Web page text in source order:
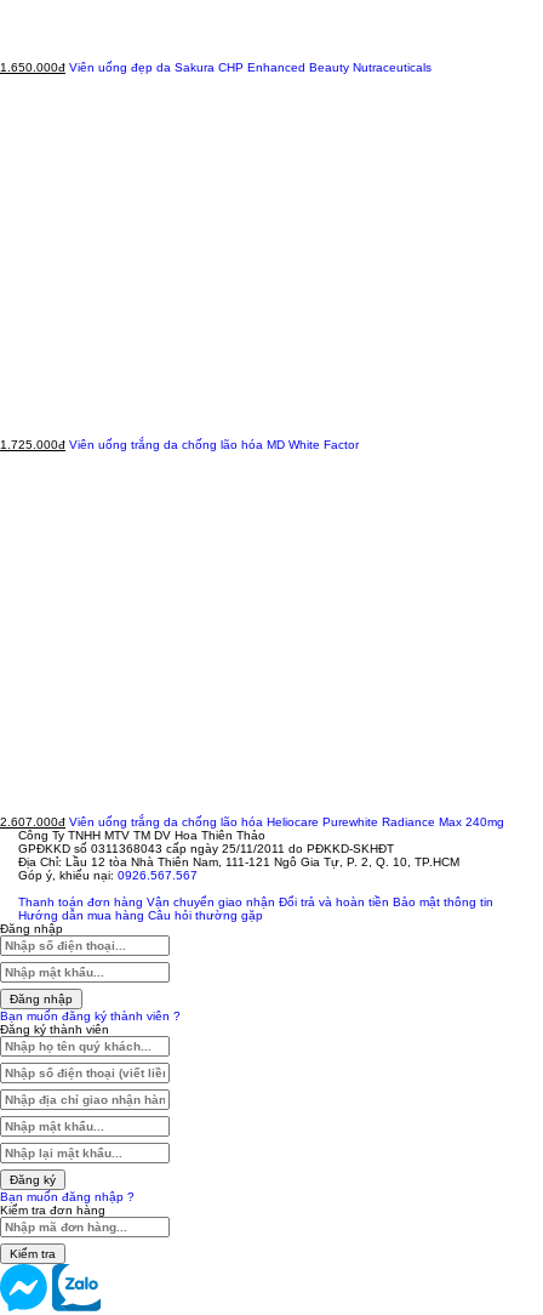
1.650.000đ Viên uống đẹp da Sakura CHP Enhanced Beauty Nutraceuticals
1.725.000đ Viên uống trắng da chống lão hóa MD White Factor
2.607.000đ Viên uống trắng da chống lão hóa Heliocare Purewhite Radiance Max 240mg
Công Ty TNHH MTV TM DV Hoa Thiên Thảo
GPĐKKD số 0311368043 cấp ngày 25/11/2011 do PĐKKD-SKHĐT
Địa Chỉ: Lầu 12 tòa Nhà Thiên Nam, 111-121 Ngô Gia Tự, P. 2, Q. 10, TP.HCM
Góp ý, khiếu nại: 0926.567.567
Thanh toán đơn hàng Vận chuyển giao nhận Đổi trả và hoàn tiền Bảo mật thông tin
Hướng dẫn mua hàng Câu hỏi thường gặp
Đăng nhập
Đăng nhập
Bạn muốn đăng ký thành viên ?
Đăng ký thành viên
Đăng ký
Bạn muốn đăng nhập ?
Kiểm tra đơn hàng
Kiểm tra